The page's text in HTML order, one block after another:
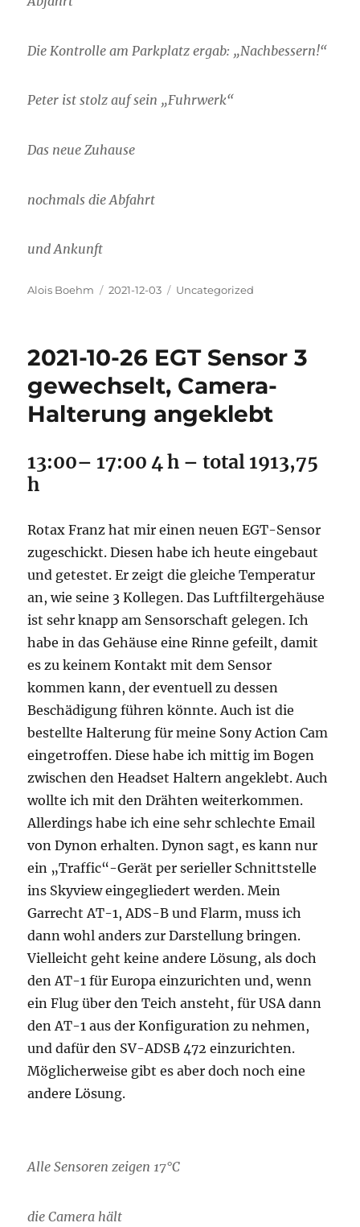
Die Kontrolle am Parkplatz ergab: „Nachbessern!“
Peter ist stolz auf sein „Fuhrwerk“
Das neue Zuhause
nochmals die Abfahrt
und Ankunft
Autor
Alois Boehm
Veröffentlicht
2021-12-03 Kategorien
Uncategorized
2021-10-26 EGT Sensor 3
gewechselt, Camera-
Halterung angeklebt
13:00– 17:00 4 h – total 1913,75
h
Rotax Franz hat mir einen neuen EGT-Sensor
zugeschickt. Diesen habe ich heute eingebaut
und getestet. Er zeigt die gleiche Temperatur
an, wie seine 3 Kollegen. Das Luftfiltergehäuse
ist sehr knapp am Sensorschaft gelegen. Ich
habe in das Gehäuse eine Rinne gefeilt, damit
es zu keinem Kontakt mit dem Sensor
kommen kann, der eventuell zu dessen
Beschädigung führen könnte. Auch ist die
bestellte Halterung für meine Sony Action Cam
eingetroffen. Diese habe ich mittig im Bogen
zwischen den Headset Haltern angeklebt. Auch
wollte ich mit den Drähten weiterkommen.
Allerdings habe ich eine sehr schlechte Email
von Dynon erhalten. Dynon sagt, es kann nur
ein „Traffic“-Gerät per serieller Schnittstelle
ins Skyview eingegliedert werden. Mein
Garrecht AT-1, ADS-B und Flarm, muss ich
dann wohl anders zur Darstellung bringen.
Vielleicht geht keine andere Lösung, als doch
den AT-1 für Europa einzurichten und, wenn
ein Flug über den Teich ansteht, für USA dann
den AT-1 aus der Konfiguration zu nehmen,
und dafür den SV-ADSB 472 einzurichten.
Möglicherweise gibt es aber doch noch eine
andere Lösung.
Alle Sensoren zeigen 17°C
die Camera hält